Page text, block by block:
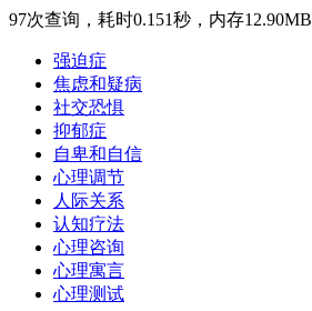
97次查询，耗时0.151秒，内存12.90MB
强迫症
焦虑和疑病
社交恐惧
抑郁症
自卑和自信
心理调节
人际关系
认知疗法
心理咨询
心理寓言
心理测试